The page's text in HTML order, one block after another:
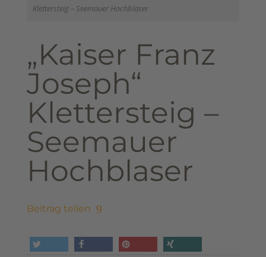
Klettersteig – Seemauer Hochblaser
„Kaiser Franz
Joseph“
Klettersteig –
Seemauer
Hochblaser
Beitrag teilen